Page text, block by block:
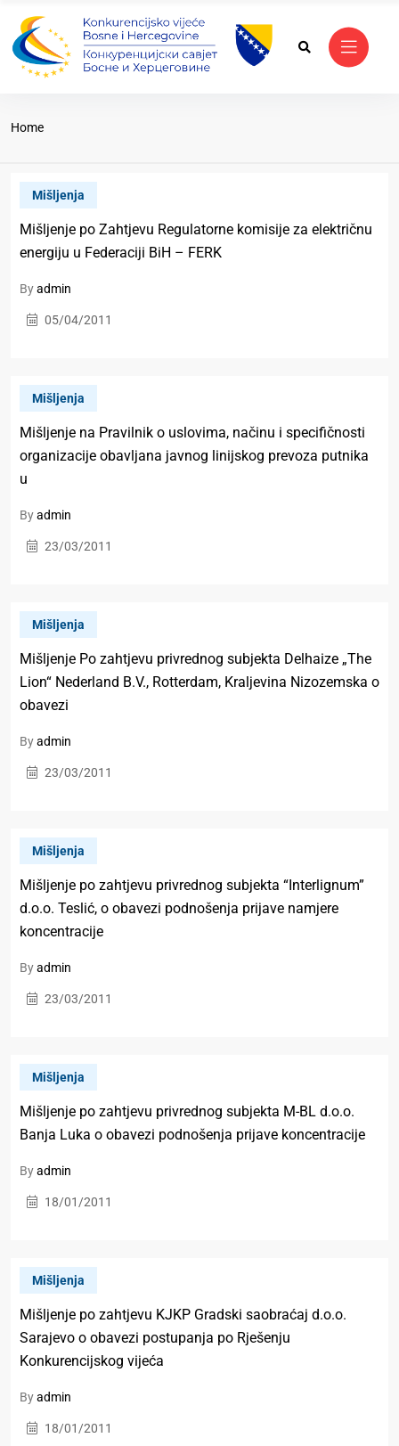
Home
Mišljenja
Mišljenje po Zahtjevu Regulatorne komisije za električnu
energiju u Federaciji BiH – FERK
Byadmin
05/04/2011
Mišljenja
Mišljenje na Pravilnik o uslovima, načinu i specifičnosti
organizacije obavljana javnog linijskog prevoza putnika
u
Byadmin
23/03/2011
Mišljenja
Mišljenje Po zahtjevu privrednog subjekta Delhaize „The
Lion“ Nederland B.V., Rotterdam, Kraljevina Nizozemska o
obavezi
Byadmin
23/03/2011
Mišljenja
Mišljenje po zahtjevu privrednog subjekta “Interlignum”
d.o.o. Teslić, o obavezi podnošenja prijave namjere
koncentracije
Byadmin
23/03/2011
Mišljenja
Mišljenje po zahtjevu privrednog subjekta M-BL d.o.o.
Banja Luka o obavezi podnošenja prijave koncentracije
Byadmin
18/01/2011
Mišljenja
Mišljenje po zahtjevu KJKP Gradski saobraćaj d.o.o.
Sarajevo o obavezi postupanja po Rješenju
Konkurencijskog vijeća
Byadmin
18/01/2011